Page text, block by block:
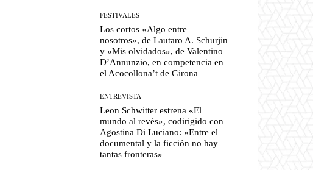
FESTIVALES
Los cortos «Algo entre
nosotros», de Lautaro A. Schurjin
y «Mis olvidados», de Valentino
D’Annunzio, en competencia en
el Acocollona’t de Girona
ENTREVISTA
Leon Schwitter estrena «El
mundo al revés», codirigido con
Agostina Di Luciano: «Entre el
documental y la ficción no hay
tantas fronteras»